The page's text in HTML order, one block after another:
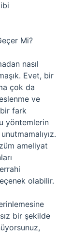
Mi?
nasıl
Evet, bir
çok da
ve
fark
yöntemlerin
ameliyat
olabilir.
bir şekilde